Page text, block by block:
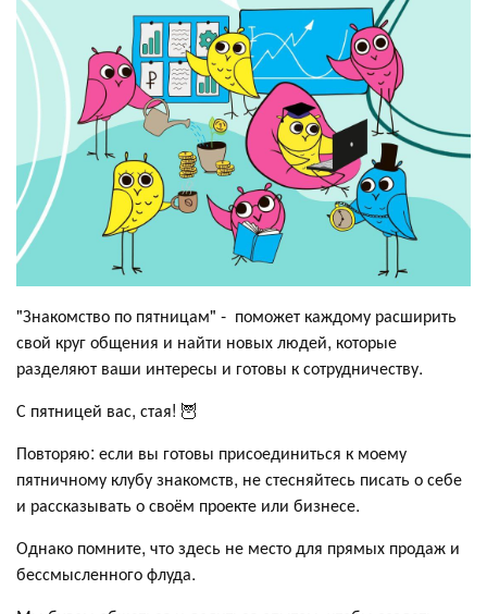
"Знакомство по пятницам" - поможет каждому расширить
свой круг общения и найти новых людей, которые
разделяют ваши интересы и готовы к сотрудничеству.
С пятницей вас, стая! 🦉
Повторяю: если вы готовы присоединиться к моему
пятничному клубу знакомств, не стесняйтесь писать о себе
и рассказывать о своём проекте или бизнесе.
Однако помните, что здесь не место для прямых продаж и
бессмысленного флуда.